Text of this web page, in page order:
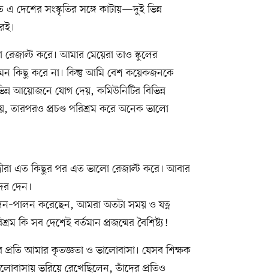
দেশের সংস্কৃতির সঙ্গে কাটায়—দুই ভিন্ন
করে। আমার মেয়েরা তাও স্কুলের
কিছু করে না। কিন্তু আমি বেশ কয়েকজনকে
আয়োজনে যোগ দেয়, কমিউনিটির বিভিন্ন
তারপরও প্রচণ্ড পরিশ্রম করে অনেক ভালো
এত কিছুর পর এত ভালো রেজাল্ট করে। আবার
দেন।
করেছেন, আমরা অতটা সময় ও যত্ন
কি সব দেশেই বর্তমান প্রজন্মের বৈশিষ্ট্য!
প্রতি আমার কৃতজ্ঞতা ও ভালোবাসা। যেসব শিক্ষক
ভরিয়ে রেখেছিলেন, তাঁদের প্রতিও